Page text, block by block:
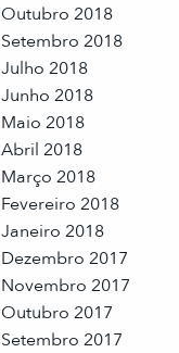
Outubro 2018
Setembro 2018
Julho 2018
Junho 2018
Maio 2018
Abril 2018
Março 2018
Fevereiro 2018
Janeiro 2018
Dezembro 2017
Novembro 2017
Outubro 2017
Setembro 2017